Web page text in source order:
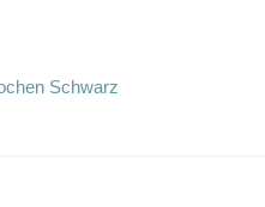
Schwarz